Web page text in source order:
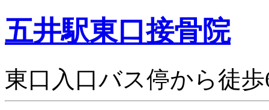
五井駅東口接骨院
東口入口バス停から徒